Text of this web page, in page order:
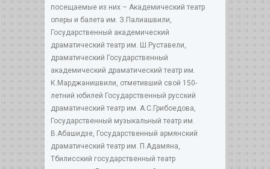
посещаемые из них – Академический театр
оперы и балета им. З.Палиашвили,
Государственный академический
драматический театр им. Ш.Руставели,
драматический Государственный
академический драматический театр им.
К.Марджанишвили, отметивший свой 150-
летний юбилей Государственный русский
драматический театр им. А.С.Грибоедова,
Государственный музыкальный театр им.
В.Абашидзе, Государственный армянский
драматический театр им. П.Адамяна,
Тбилисский государственный театр